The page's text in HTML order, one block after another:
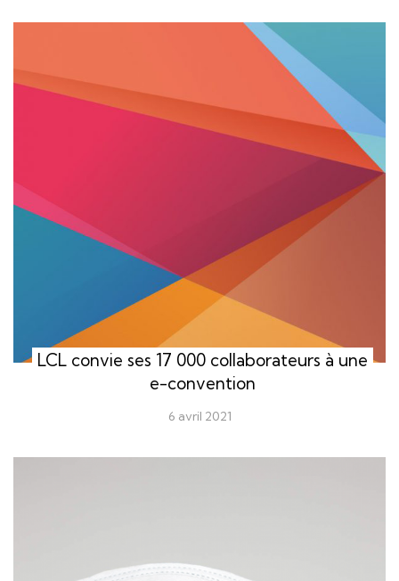
LCL convie ses 17 000 collaborateurs à une
e-convention
6 avril 2021